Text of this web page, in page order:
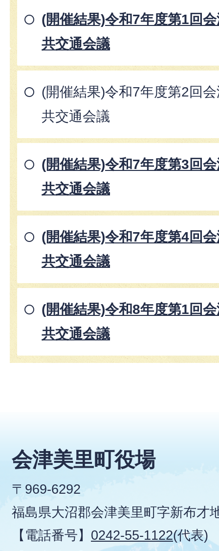
(開催結果)令和7年度第1回
共交通会議
(開催結果)令和7年度第2回
共交通会議
(開催結果)令和7年度第3回
共交通会議
(開催結果)令和7年度第4回
共交通会議
(開催結果)令和8年度第1回
共交通会議
会津美里町役場
〒969-6292
福島県大沼郡会津美里町字新布才
【電話番号】 0242-55-1122(代表)